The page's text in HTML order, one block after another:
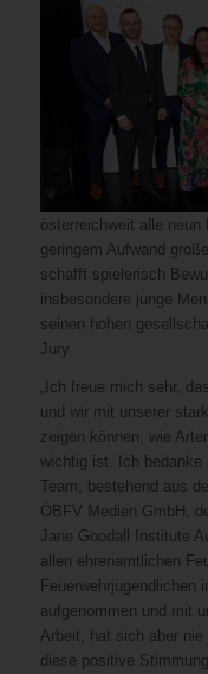
österreichweit alle neun
geringem Aufwand
schafft spielerisch
insbesondere junge
seinen hohen
Jury.
„Ich freue mich sehr,
und wir mit unserer
zeigen können, wie
wichtig ist. Ich bedanke
Team, bestehend aus
ÖBFV Medien GmbH,
Jane Goodall Institute
allen ehrenamtlichen
Feuerwehrjugendlichen
aufgenommen und mit
Arbeit, hat sich aber
diese positive